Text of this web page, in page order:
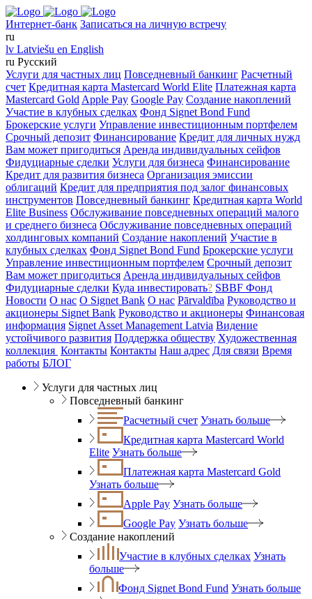
Интернет-банк Записаться на личную встречу
ru
lv Latviešu en English
ru Русский
Услуги для частных лиц Повседневный банкинг Расчетный
счет Кредитная карта Mastercard World Elite Платежная карта
Mastercard Gold Apple Pay Google Pay Создание накоплений
Участие в клубных сделках Фонд Signet Bond Fund
Брокерские услуги Управление инвестиционным портфелем
Срочный депозит Финансирование Кредит для личных нужд
Вам может пригодиться Аренда индивидуальных сейфов
Фидуциарные сделки Услуги для бизнеса Финансирование
Кредит для развития бизнеса Организация эмиссии
облигаций Кредит для предприятия под залог финансовых
инструментов Повседневный банкинг Кредитная карта World
Elite Business Обслуживание повседневных операций малого
и среднего бизнеса Обслуживание повседневных операций
холдинговых компаний Создание накоплений Участие в
клубных сделках Фонд Signet Bond Fund Брокерские услуги
Управление инвестиционным портфелем Срочный депозит
Вам может пригодиться Аренда индивидуальных сейфов
Фидуциарные сделки Куда инвестировать? SBBF Фонд
Новости О нас O Signet Bank О нас Pārvaldība Руководство и
акционеры Signet Bank Руководство и акционеры Финансовая
информация Signet Asset Management Latvia Видение
устойчивого развития Поддержка обществу Художественная
коллекция Контакты Контакты Наш адрес Для связи Время
работы БЛОГ
Услуги для частных лиц
Повседневный банкинг
Расчетный счет Узнать больше
Кредитная карта Mastercard World
Elite Узнать больше
Платежная карта Mastercard Gold
Узнать больше
Apple Pay Узнать больше
Google Pay Узнать больше
Создание накоплений
Участие в клубных сделках Узнать
больше
Фонд Signet Bond Fund Узнать больше